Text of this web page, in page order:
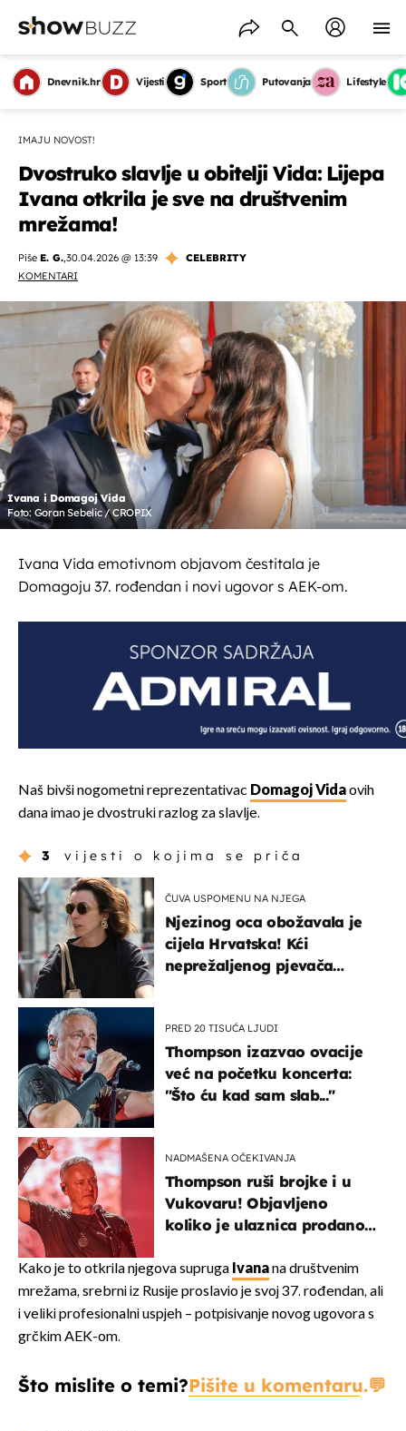
Dnevnik.hr Vijesti Sport Putovanja Lifestyle
IMAJU NOVOST!
Dvostruko slavlje u obitelji Vida: Lijepa
Ivana otkrila je sve na društvenim
mrežama!
Piše E. G.,30.04.2026 @ 13:39
CELEBRITY
KOMENTARI
Ivana i Domagoj Vida
Foto: Goran Sebelic / CROPIX
Ivana Vida emotivnom objavom čestitala je
Domagoju 37. rođendan i novi ugovor s AEK-om.
Naš bivši nogometni reprezentativac Domagoj Vidaovih
dana imao je dvostruki razlog za slavlje.
3 vijesti o kojima se priča
ČUVA USPOMENU NA NJEGA
Njezinog oca obožavala je
cijela Hrvatska! Kći
neprežaljenog pjevača
PRED 20 TISUĆA LJUDI
Thompson izazvao ovacije
već na početku koncerta:
"Što ću kad sam slab..."
NADMAŠENA OČEKIVANJA
Thompson ruši brojke i u
Vukovaru! Objavljeno
koliko je ulaznica prodano
Kako je to otkrila njegova supruga Ivanana društvenim
mrežama, srebrni iz Rusije proslavio je svoj 37. rođendan, ali
i veliki profesionalni uspjeh – potpisivanje novog ugovora s
grčkim AEK-om.
Što mislite o temi?Pišite u komentaru.
OMOGUĆI OBAVIJESTI